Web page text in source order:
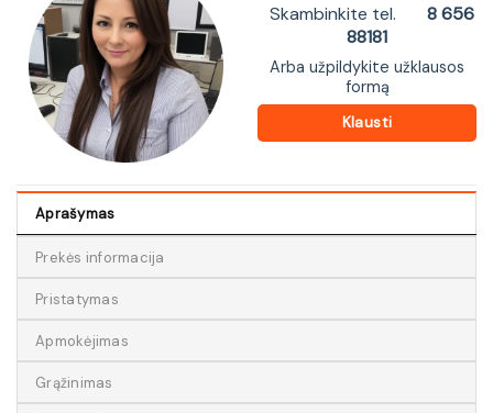
Skambinkite tel.
8 656
88181
Arba užpildykite užklausos
formą
Klausti
Aprašymas
Prekės informacija
Pristatymas
Apmokėjimas
Grąžinimas